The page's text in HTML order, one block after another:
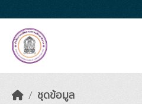
ชุดข้อมูล